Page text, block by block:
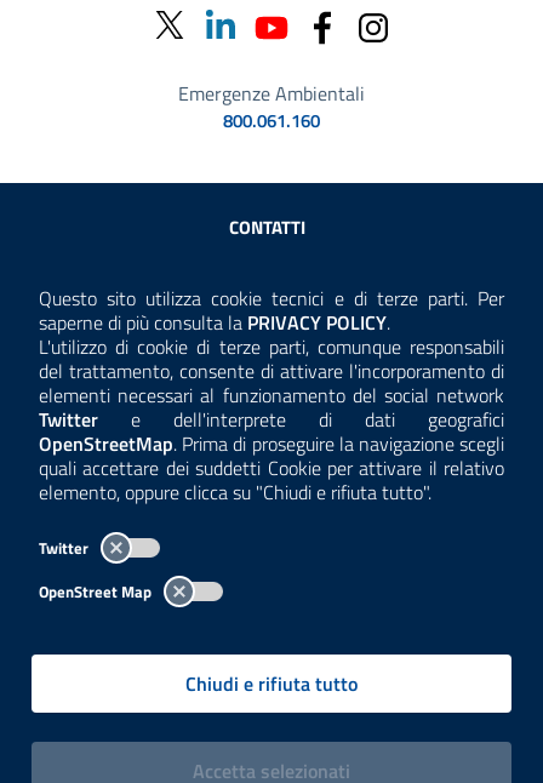
Questo sito utilizza cookie tecnici e di terze parti. Per
saperne di più consulta la Consulta la
PRIVACY POLICY.
L'utilizzo di cookie di terze parti, comunque responsabili
del trattamento, consente di attivare l'incorporamento di
elementi necessari al funzionamento del social network
Twitter e dell'interprete di dati geografici
OpenStreetMap. Prima di proseguire la navigazione scegli
quali accettare dei suddetti Cookie per attivare il relativo
elemento, oppure clicca su "Chiudi e rifiuta tutto".
Twitter
OpenStreet Map
Chiudi e rifiuta tutto
Accettai cookies
selezionati
Emergenze Ambientali
800.061.160
Sezione Link Utili
CONTATTI
ANTICORRUZIONE
ACCESSIBILITÀ
COOKIE E PRIVACY
TEMI A-Z
Per l'utilizzo del logo e dei dati fare riferimento al regolamento
consultabile aquesta pagina